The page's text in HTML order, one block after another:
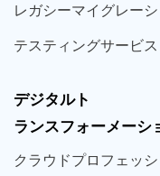
レガシーマイグレー
テスティングサービス
デジタルト
ランスフォーメーシ
クラウドプロフェッ